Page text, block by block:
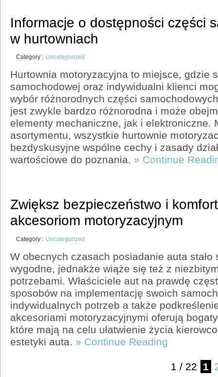
Informacje o dostępności części
w hurtowniach
Category : Uncategorized
Hurtownia motoryzacyjna to miejsce, gdzie
samochodowej oraz indywidualni klienci
wybór różnorodnych części
jest zwykle bardzo różnorodna i może
elementy mechaniczne, jak i elektroniczne.
asortymentu, wszystkie hurtownie
bezdyskusyjne wspólne cechy i zasady
wartościowe do poznania. » Continue
Zwiększ bezpieczeństwo i
akcesoriom motoryzacyjnym
Category : Uncategorized
W obecnych czasach posiadanie auta stało
wygodne, jednakże wiąże się też z
potrzebami. Właściciele aut na prawdę
sposobów na implementację swoich
indywidualnych potrzeb a także
akcesoriami motoryzacyjnymi oferują
które mają na celu ułatwienie życia
estetyki auta. » Continue Reading
1 / 22 1